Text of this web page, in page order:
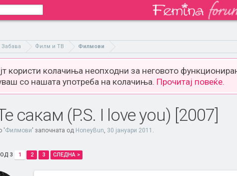
Забава Филм и ТВ Филмови
користи колачиња неопходни за неговото
со нашата употреба на колачиња. Прочитај повеќе.
сакам (P.S. I love you) [2007]
'Филмови' започната од HoneyBun, 30 јануари 2011 .
3 1 2 3 СЛЕДНА >